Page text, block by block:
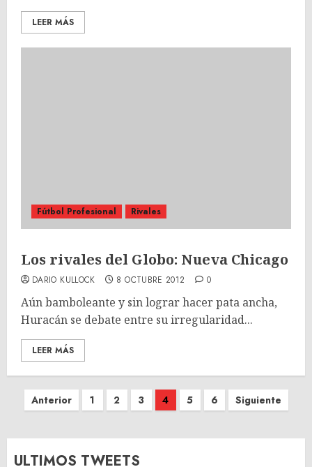
LEER MÁS
Fútbol Profesional Rivales
Los rivales del Globo: Nueva Chicago
DARIO KULLOCK 8 OCTUBRE 2012 0
Aún bamboleante y sin lograr hacer pata ancha,
Huracán se debate entre su irregularidad...
LEER MÁS
Paginación
entradas
Anterior 1 2 3 4 5 6 Siguiente
ULTIMOS TWEETS